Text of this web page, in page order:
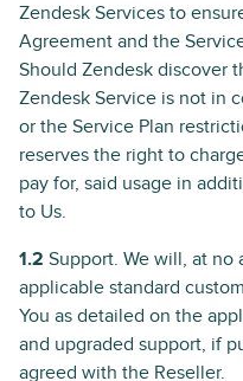
Zendesk Services to
Agreement and the
Should Zendesk discover
Zendesk Service is not in
or the Service Plan
reserves the right to
pay for, said usage in
to Us.
1.2 Support. We will, at
applicable standard
You as detailed on the
and upgraded support, if
agreed with the Reseller.